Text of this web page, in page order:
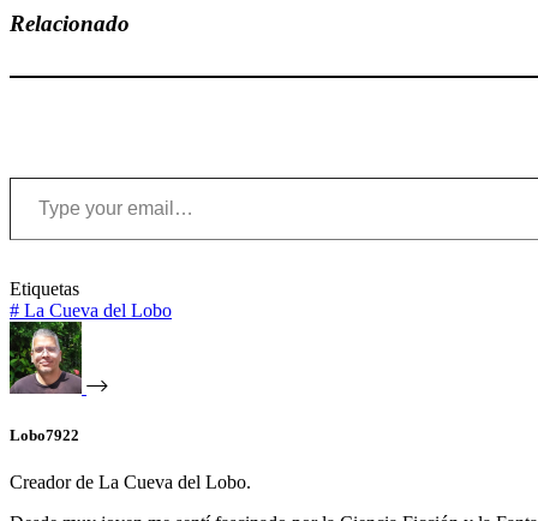
Relacionado
Type your email…
Etiquetas
# La Cueva del Lobo
Lobo7922
Creador de La Cueva del Lobo.